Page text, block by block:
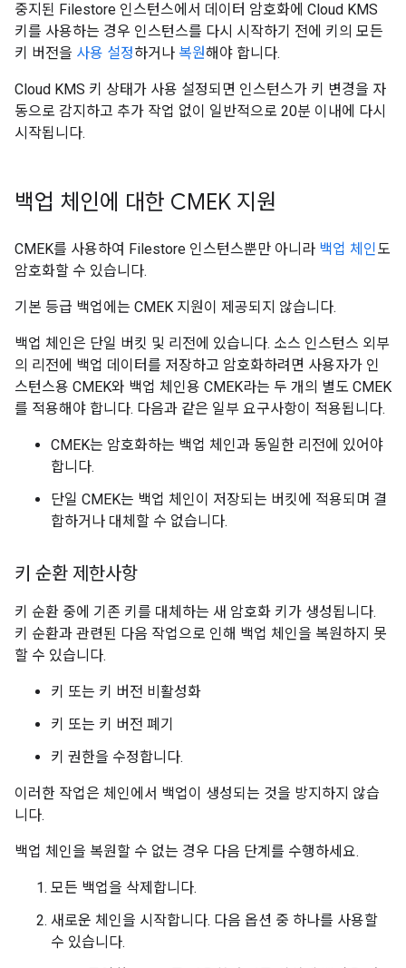
중지된 Filestore 인스턴스에서 데이터 암호화에 Cloud KMS
키를 사용하는 경우 인스턴스를 다시 시작하기 전에 키의 모든
키 버전을 사용 설정하거나 복원해야 합니다.
Cloud KMS 키 상태가 사용 설정되면 인스턴스가 키 변경을 자
동으로 감지하고 추가 작업 없이 일반적으로 20분 이내에 다시
시작됩니다.
백업 체인에 대한 CMEK 지원
CMEK를 사용하여 Filestore 인스턴스뿐만 아니라 백업 체인도
암호화할 수 있습니다.
기본 등급 백업에는 CMEK 지원이 제공되지 않습니다.
백업 체인은 단일 버킷 및 리전에 있습니다. 소스 인스턴스 외부
의 리전에 백업 데이터를 저장하고 암호화하려면 사용자가 인
스턴스용 CMEK와 백업 체인용 CMEK라는 두 개의 별도 CMEK
를 적용해야 합니다. 다음과 같은 일부 요구사항이 적용됩니다.
CMEK는 암호화하는 백업 체인과 동일한 리전에 있어야
합니다.
단일 CMEK는 백업 체인이 저장되는 버킷에 적용되며 결
합하거나 대체할 수 없습니다.
키 순환 제한사항
키 순환 중에 기존 키를 대체하는 새 암호화 키가 생성됩니다.
키 순환과 관련된 다음 작업으로 인해 백업 체인을 복원하지 못
할 수 있습니다.
키 또는 키 버전 비활성화
키 또는 키 버전 폐기
키 권한을 수정합니다.
이러한 작업은 체인에서 백업이 생성되는 것을 방지하지 않습
니다.
백업 체인을 복원할 수 없는 경우 다음 단계를 수행하세요.
모든 백업을 삭제합니다.
새로운 체인을 시작합니다. 다음 옵션 중 하나를 사용할
수 있습니다.